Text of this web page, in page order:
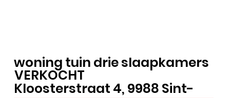
woning tuin drie slaapkamers
Kloosterstraat 4, 9988 Sint-
VERKOCHT